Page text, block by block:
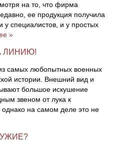
на то, что фирма
ее продукция получила
у специалистов, и у простых
»
ЛИНИЮ!
самых любопытных военных
истории. Внешний вид и
большое искушение
звеном от лука к
на самом деле это не